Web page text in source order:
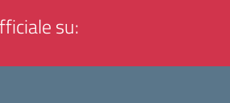
su: